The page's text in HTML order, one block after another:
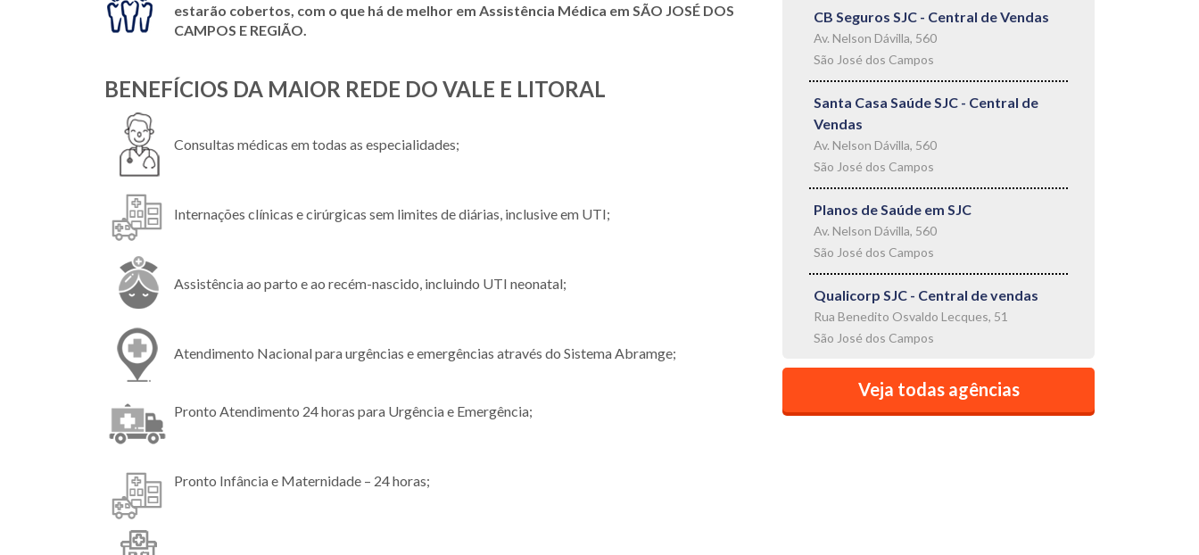
estarão cobertos, com o que há de melhor em Assistência Médica em SÃO JOSÉ DOS
CAMPOS E REGIÃO.
BENEFÍCIOS DA MAIOR REDE DO VALE E LITORAL
Consultas médicas em todas as especialidades;
Internações clínicas e cirúrgicas sem limites de diárias, inclusive em UTI;
Assistência ao parto e ao recém-nascido, incluindo UTI neonatal;
Atendimento Nacional para urgências e emergências através do Sistema Abramge;
Pronto Atendimento 24 horas para Urgência e Emergência;
Pronto Infância e Maternidade – 24 horas;
CB Seguros SJC - Central de Vendas
Av. Nelson Dávilla, 560
São José dos Campos
Santa Casa Saúde SJC - Central de
Vendas
Av. Nelson Dávilla, 560
São José dos Campos
Planos de Saúde em SJC
Av. Nelson Dávilla, 560
São José dos Campos
Qualicorp SJC - Central de vendas
Rua Benedito Osvaldo Lecques, 51
São José dos Campos
Veja todas agências